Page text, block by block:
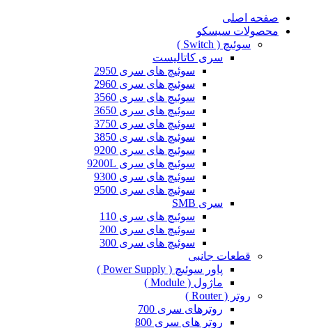
صفحه اصلی
محصولات سیسکو
سوئیچ ( Switch )
سری کاتالیست
سوئیچ های سری 2950
سوئیچ های سری 2960
سوئیچ های سری 3560
سوئیچ های سری 3650
سوئیچ های سری 3750
سوئیچ های سری 3850
سوئیچ های سری 9200
سوئیچ های سری 9200L
سوئیچ های سری 9300
سوئیچ های سری 9500
سری SMB
سوئیچ های سری 110
سوئیچ های سری 200
سوئیچ های سری 300
قطعات جانبی
پاور سوئیچ ( Power Supply )
ماژول ( Module )
روتر ( Router )
روترهای سری 700
روتر های سری 800